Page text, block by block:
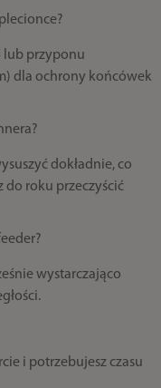
lub przyponu
dla ochrony końcówek
dokładnie, co
do roku przeczyścić
wystarczająco
i potrzebujesz czasu